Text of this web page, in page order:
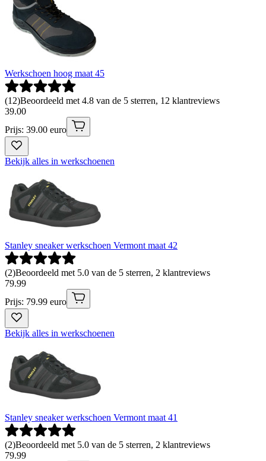
Werkschoen hoog maat 45
(12)Beoordeeld met 4.8 van de 5 sterren, 12 klantreviews
39.00
Prijs: 39.00 euro
Bekijk alles in werkschoenen
Stanley sneaker werkschoen Vermont maat 42
(2)Beoordeeld met 5.0 van de 5 sterren, 2 klantreviews
79.99
Prijs: 79.99 euro
Bekijk alles in werkschoenen
Stanley sneaker werkschoen Vermont maat 41
(2)Beoordeeld met 5.0 van de 5 sterren, 2 klantreviews
79.99